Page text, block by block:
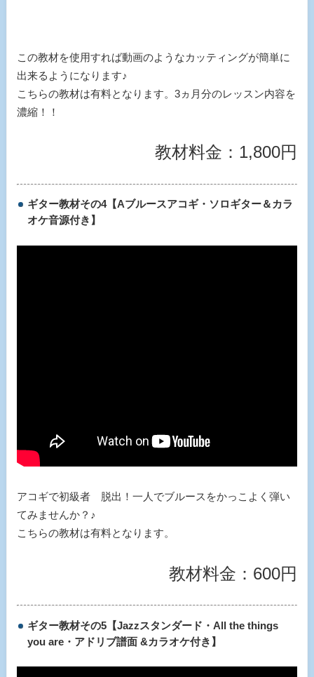
この教材を使用すれば動画のようなカッティングが簡単に
出来るようになります♪
こちらの教材は有料となります。3ヵ月分のレッスン内容を
濃縮！！
教材料金：1,800円
ギター教材その4【Aブルースアコギ・ソロギター＆カラ
オケ音源付き】
アコギで初級者 脱出！一人でブルースをかっこよく弾い
てみませんか？♪
こちらの教材は有料となります。
教材料金：600円
ギター教材その5【Jazzスタンダード・All the things
you are・アドリブ譜面 &カラオケ付き】